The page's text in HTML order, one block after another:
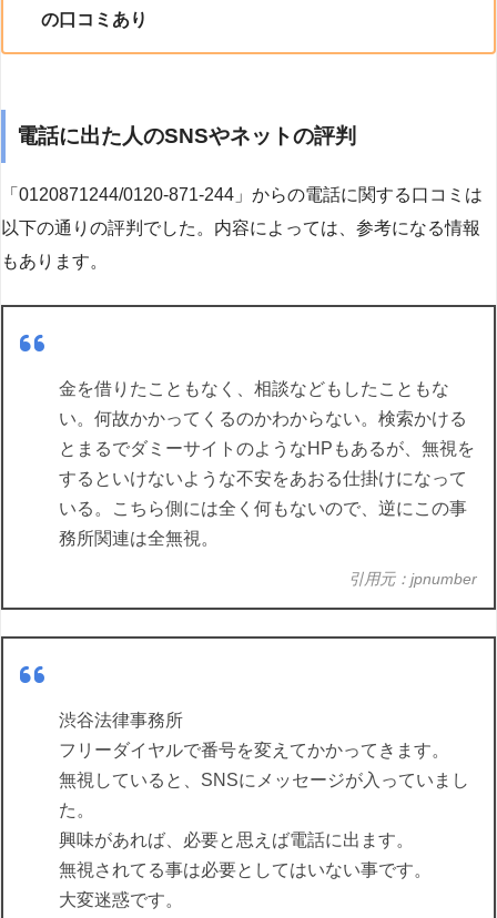
の口コミあり
電話に出た人のSNSやネットの評判
「0120871244/0120-871-244」からの電話に関する口コミは
以下の通りの評判でした。内容によっては、参考になる情報
もあります。
金を借りたこともなく、相談などもしたこともな
い。何故かかってくるのかわからない。検索かける
とまるでダミーサイトのようなHPもあるが、無視を
するといけないような不安をあおる仕掛けになって
いる。こちら側には全く何もないので、逆にこの事
務所関連は全無視。
引用元：jpnumber
渋谷法律事務所
フリーダイヤルで番号を変えてかかってきます。
無視していると、SNSにメッセージが入っていまし
た。
興味があれば、必要と思えば電話に出ます。
無視されてる事は必要としてはいない事です。
大変迷惑です。